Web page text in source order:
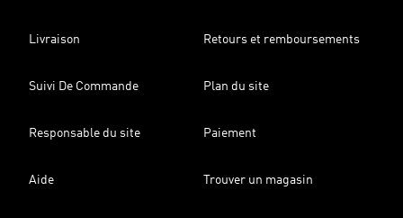
Livraison Retours et remboursements
Suivi De Commande Plan du site
Responsable du site Paiement
Aide Trouver un magasin